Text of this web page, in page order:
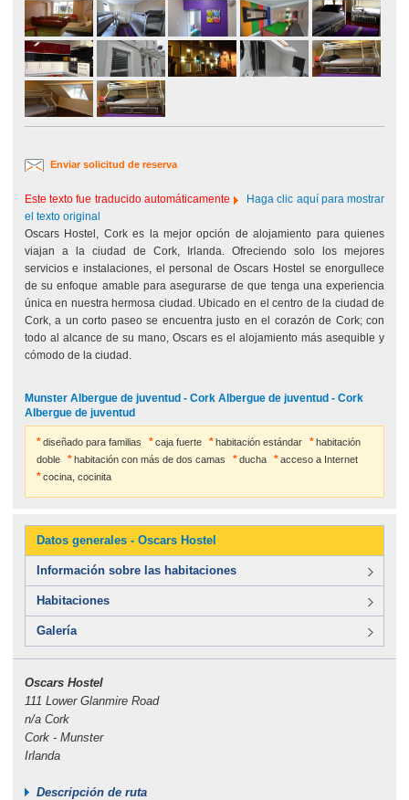
Enviar solicitud de reserva
Este texto fue traducido automáticamente
Haga clic aquí para mostrar
el texto original
Oscars Hostel, Cork es la mejor opción de alojamiento para quienes
viajan a la ciudad de Cork, Irlanda. Ofreciendo solo los mejores
servicios e instalaciones, el personal de Oscars Hostel se enorgullece
de su enfoque amable para asegurarse de que tenga una experiencia
única en nuestra hermosa ciudad. Ubicado en el centro de la ciudad de
Cork, a un corto paseo se encuentra justo en el corazón de Cork; con
todo al alcance de su mano, Oscars es el alojamiento más asequible y
cómodo de la ciudad.
Munster Albergue de juventud - Cork Albergue de juventud - Cork
Albergue de juventud
diseñado para familias caja fuerte habitación estándar
habitación
doble
habitación con más de dos camas ducha
acceso a Internet
cocina, cocinita
Datos generales - Oscars Hostel
Información sobre las habitaciones
Habitaciones
Galería
Oscars Hostel
111 Lower Glanmire Road
n/a Cork
Cork - Munster
Irlanda
Descripción de ruta